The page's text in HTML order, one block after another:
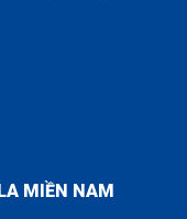
MIỀN NAM